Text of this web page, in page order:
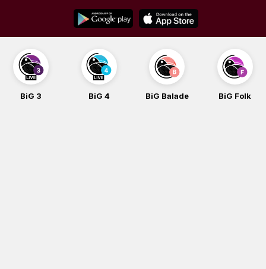
content
BiG 3 BiG 4 BiG Balade BiG Folk